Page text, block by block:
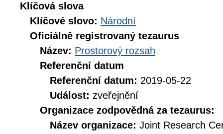
Klíčová slova
Klíčové slovo: Národní
Oficiálně registrovaný tezaurus
Název: Prostorový rozsah
Referenční datum
Referenční datum: 2019-05-22
Událost: zveřejnění
Organizace zodpovědná za tezaurus:
Název organizace: Joint Research